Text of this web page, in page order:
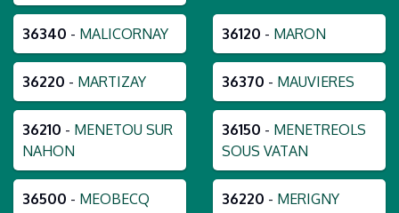
36340 - MALICORNAY 36120 - MARON
36220 - MARTIZAY 36370 - MAUVIERES
36210 - MENETOU SUR
NAHON
36150 - MENETREOLS
SOUS VATAN
36500 - MEOBECQ 36220 - MERIGNY